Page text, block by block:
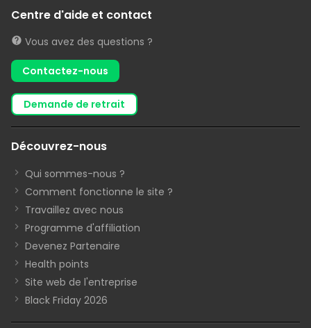
Centre d'aide et contact
Vous avez des questions ?
Contactez-nous
demande de retrait
Découvrez-nous
Qui sommes-nous ?
Comment fonctionne le site ?
Travaillez avec nous
Programme d'affiliation
Devenez Partenaire
Health points
Site web de l'entreprise
Black Friday 2026